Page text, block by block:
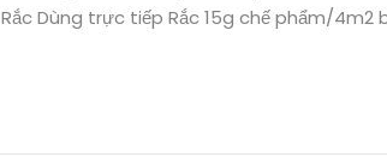
Rắc Dùng trực tiếp Rắc 15g chế phẩm/4m2